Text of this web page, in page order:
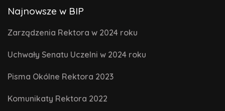
Najnowsze w BIP
Zarządzenia Rektora w 2024 roku
Uchwały Senatu Uczelni w 2024 roku
Pisma Okólne Rektora 2023
Komunikaty Rektora 2022